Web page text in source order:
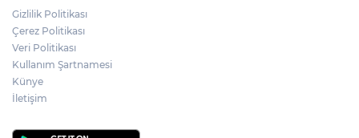
Gizlilik Politikası
Çerez Politikası
Veri Politikası
Kullanım Şartnamesi
Künye
İletişim